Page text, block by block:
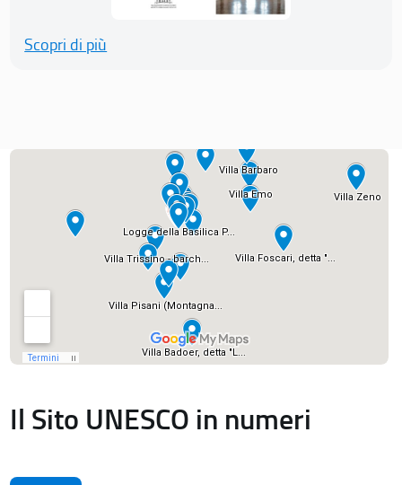
Scopri di più
Il Sito UNESCO in numeri